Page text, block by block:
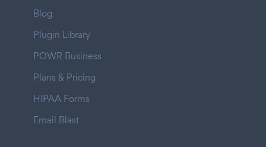
Blog
Plugin Library
POWR Business
Plans & Pricing
HIPAA Forms
Email Blast